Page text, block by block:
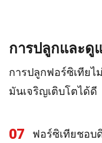
การปลูกและดู
การปลูกฟอร์ซิเทียไ
มันเจริญเติบโตได้ดี
07 ฟอร์ซิเทียชอบ